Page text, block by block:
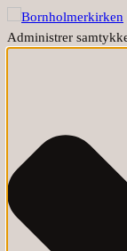
Administrer